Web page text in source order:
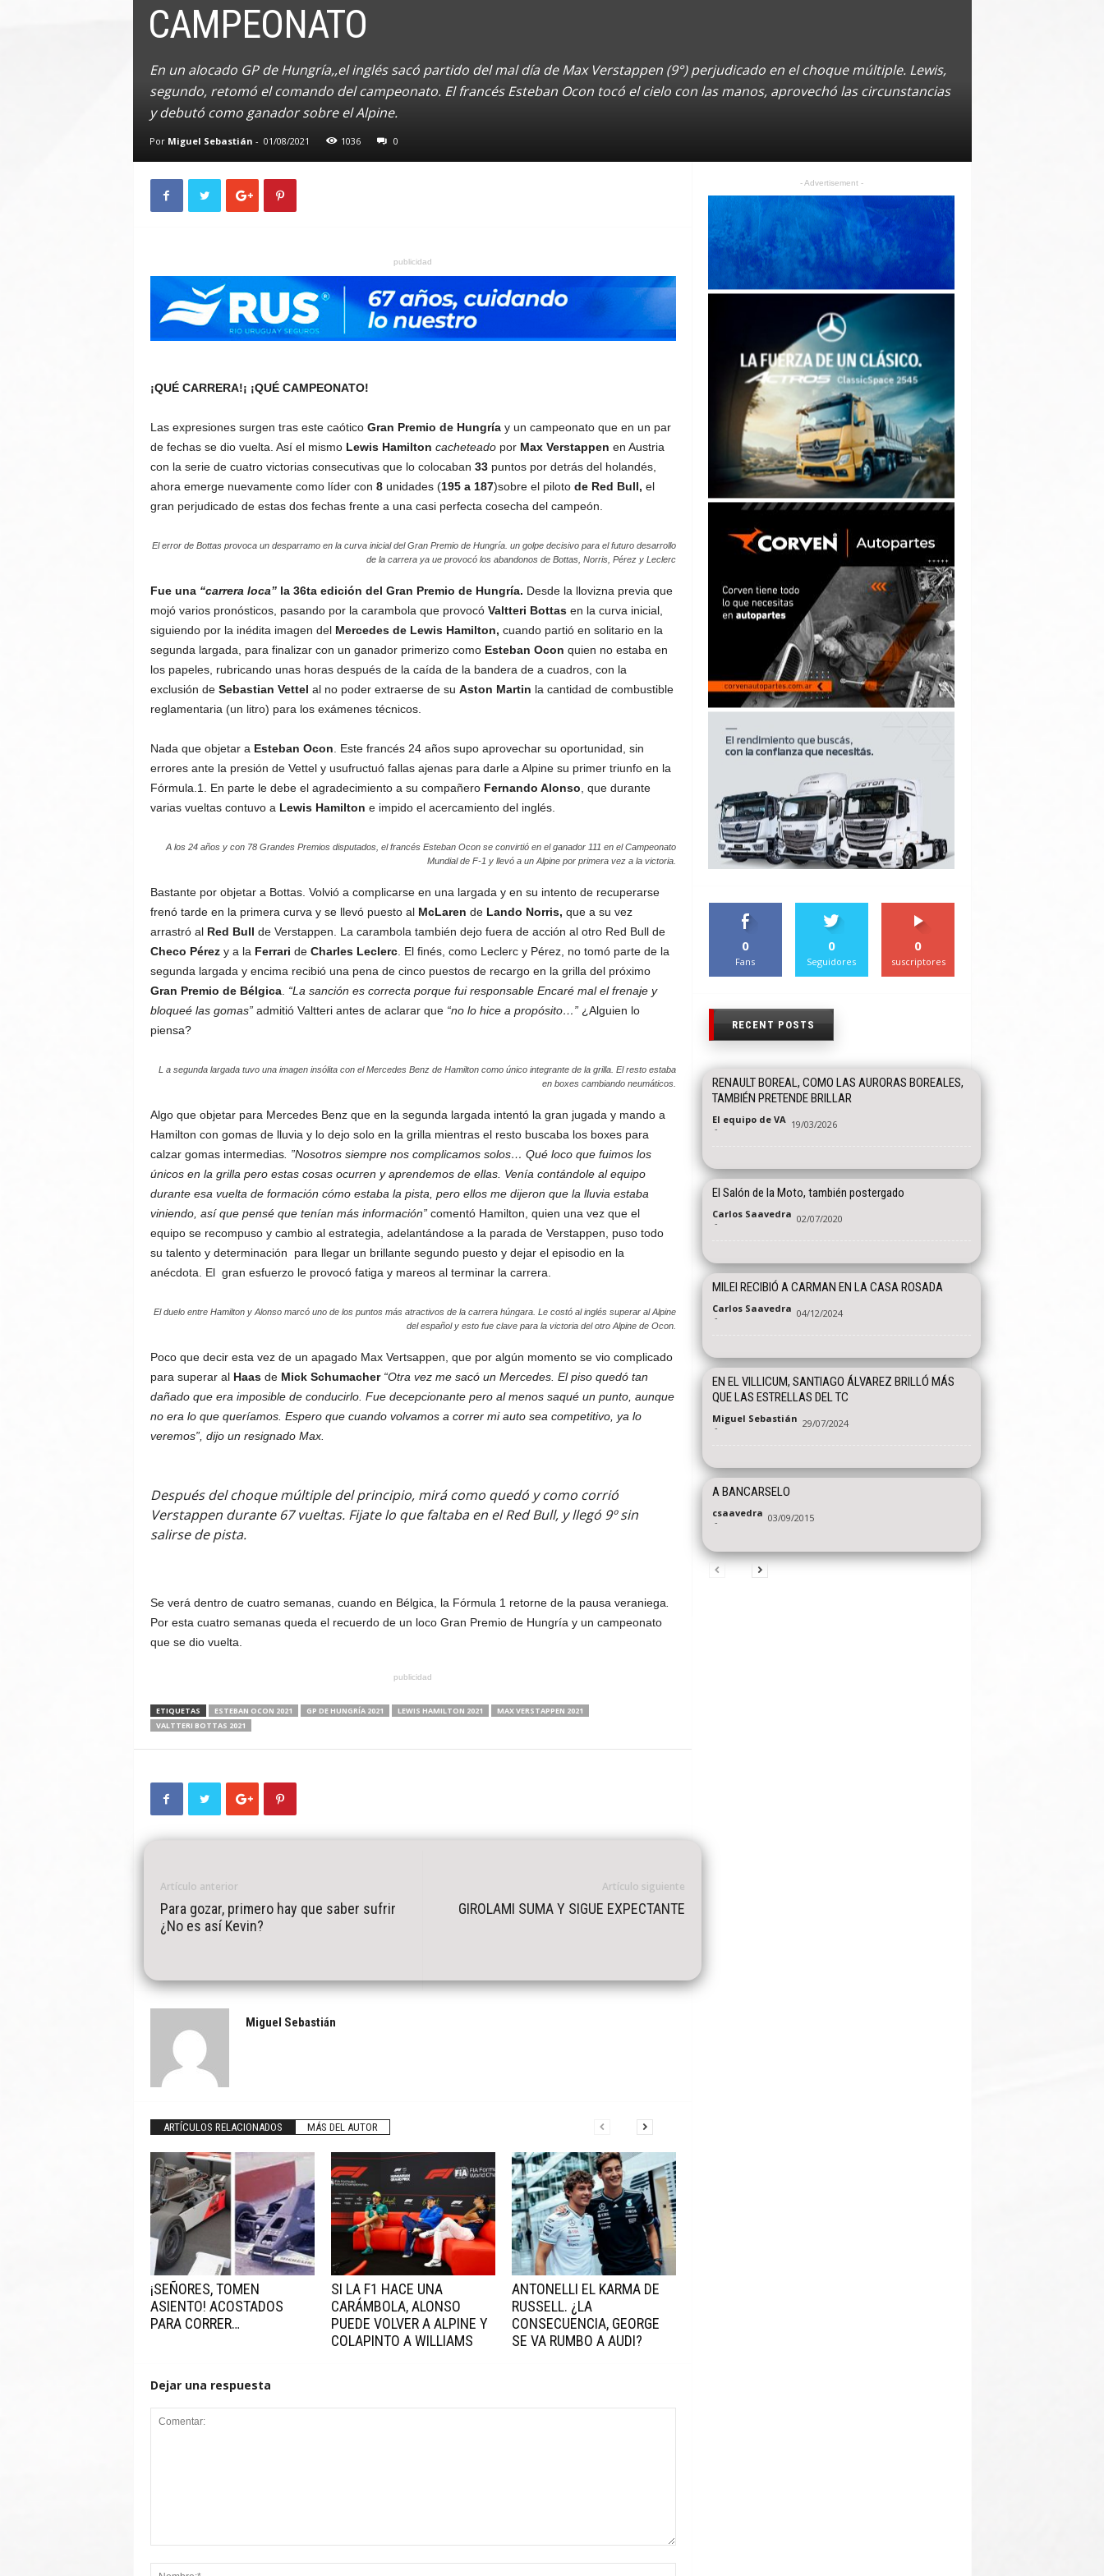
CAMPEONATO
En un alocado GP de Hungría,,el inglés sacó partido del mal día de Max Verstappen (9°) perjudicado en el choque múltiple. Lewis,
segundo, retomó el comando del campeonato. El francés Esteban Ocon tocó el cielo con las manos, aprovechó las circunstancias
y debutó como ganador sobre el Alpine.
Por Miguel Sebastián - 01/08/2021 1036 0
publicidad
¡QUÉ CARRERA!¡ ¡QUÉ CAMPEONATO!
Las expresiones surgen tras este caótico Gran Premio de Hungríay un campeonato que en un par
de fechas se dio vuelta. Así el mismo Lewis Hamilton cacheteadopor Max Verstappen en Austria
con la serie de cuatro victorias consecutivas que lo colocaban 33puntos por detrás del holandés,
ahora emerge nuevamente como líder con 8unidades (195 a 187)sobre el piloto de Red Bull, el
gran perjudicado de estas dos fechas frente a una casi perfecta cosecha del campeón.
El error de Bottas provoca un desparramo en la curva inicial del Gran Premio de Hungría. un golpe decisivo para el futuro desarrollo
de la carrera ya ue provocó los abandonos de Bottas, Norris, Pérez y Leclerc
Fue una“carrera loca”la 36ta edición del Gran Premio de Hungría. Desde la llovizna previa que
mojó varios pronósticos, pasando por la carambola que provocó Valtteri Bottasen la curva inicial,
siguiendo por la inédita imagen del Mercedes de Lewis Hamilton, cuando partió en solitario en la
segunda largada, para finalizar con un ganador primerizo como Esteban Ocon quien no estaba en
los papeles, rubricando unas horas después de la caída de la bandera de a cuadros, con la
exclusión de Sebastian Vettel al no poder extraerse de su Aston Martin la cantidad de combustible
reglamentaria (un litro) para los exámenes técnicos.
Nada que objetar a Esteban Ocon . Este francés 24 años supo aprovechar su oportunidad, sin
errores ante la presión de Vettel y usufructuó fallas ajenas para darle a Alpine su primer triunfo en la
Fórmula.1. En parte le debe el agradecimiento a su compañero Fernando Alonso , que durante
varias vueltas contuvo a Lewis Hamilton e impido el acercamiento del inglés.
A los 24 años y con 78 Grandes Premios disputados, el francés Esteban Ocon se convirtió en el ganador 111 en el Campeonato
Mundial de F-1 y llevó a un Alpine por primera vez a la victoria.
Bastante por objetar a Bottas. Volvió a complicarse en una largada y en su intento de recuperarse
frenó tarde en la primera curva y se llevó puesto al McLaren de Lando Norris, que a su vez
arrastró al Red Bull de Verstappen. La carambola también dejo fuera de acción al otro Red Bull de
Checo Pérezy a la Ferrari de Charles Leclerc. El finés, como Leclerc y Pérez, no tomó parte de la
segunda largada y encima recibió una pena de cinco puestos de recargo en la grilla del próximo
Gran Premio de Bélgica. “La sanción es correcta porque fui responsable Encaré mal el frenaje y
bloqueé las gomas”admitió Valtteri antes de aclarar que “no lo hice a propósito…”¿Alguien lo
piensa?
L a segunda largada tuvo una imagen insólita con el Mercedes Benz de Hamilton como único integrante de la grilla. El resto estaba
en boxes cambiando neumáticos.
Algo que objetar para Mercedes Benz que en la segunda largada intentó la gran jugada y mando a
Hamilton con gomas de lluvia y lo dejo solo en la grilla mientras el resto buscaba los boxes para
calzar gomas intermedias. ”Nosotros siempre nos complicamos solos… Qué loco que fuimos los
únicos en la grilla pero estas cosas ocurren y aprendemos de ellas. Venía contándole al equipo
durante esa vuelta de formación cómo estaba la pista, pero ellos me dijeron que la lluvia estaba
viniendo, así que pensé que tenían más información” comentó Hamilton, quien una vez que el
equipo se recompuso y cambio al estrategia, adelantándose a la parada de Verstappen, puso todo
su talento y determinación para llegar un brillante segundo puesto y dejar el episodio en la
anécdota. El gran esfuerzo le provocó fatiga y mareos al terminar la carrera.
El duelo entre Hamilton y Alonso marcó uno de los puntos más atractivos de la carrera húngara. Le costó al inglés superar al Alpine
del español y esto fue clave para la victoria del otro Alpine de Ocon.
Poco que decir esta vez de un apagado Max Vertsappen, que por algún momento se vio complicado
para superar al Haasde Mick Schumacher “Otra vez me sacó un Mercedes. El piso quedó tan
dañado que era imposible de conducirlo. Fue decepcionante pero al menos saqué un punto, aunque
no era lo que queríamos. Espero que cuando volvamos a correr mi auto sea competitivo, ya lo
veremos”, dijo un resignado Max.
Después del choque múltiple del principio, mirá como quedó y como corrió
Verstappen durante 67 vueltas. Fijate lo que faltaba en el Red Bull, y llegó 9º sin
salirse de pista.
Se verá dentro de cuatro semanas, cuando en Bélgica, la Fórmula 1 retorne de la pausa veraniega
Por esta cuatro semanas queda el recuerdo de un loco Gran Premio de Hungría y un campeonato
que se dio vuelta.
publicidad
ETIQUETAS ESTEBAN OCON 2021 GP DE HUNGRÍA 2021 LEWIS HAMILTON 2021
MAX VERSTAPPEN 2021
VALTTERI BOTTAS 2021
Artículo anterior
Para gozar, primero hay que saber sufrir
¿No es así Kevin?
Artículo siguiente
GIROLAMI SUMA Y SIGUE EXPECTANTE
Miguel Sebastián
ARTÍCULOS RELACIONADOS MÁS DEL AUTOR
¡SEÑORES, TOMEN
ASIENTO! ACOSTADOS
PARA CORRER…
SI LA F1 HACE UNA
CARÁMBOLA, ALONSO
PUEDE VOLVER A ALPINE Y
COLAPINTO A WILLIAMS
ANTONELLI EL KARMA DE
RUSSELL. ¿LA
CONSECUENCIA, GEORGE
SE VA RUMBO A AUDI?
Dejar una respuesta
- Advertisement -
0
Fans
0
Seguidores
0
suscriptores
RECENT POSTS
RENAULT BOREAL, COMO LAS AURORAS BOREALES,
TAMBIÉN PRETENDE BRILLAR
El equipo de VA
- 19/03/2026
El Salón de la Moto, también postergado
Carlos Saavedra
- 02/07/2020
MILEI RECIBIÓ A CARMAN EN LA CASA ROSADA
Carlos Saavedra
- 04/12/2024
EN EL VILLICUM, SANTIAGO ÁLVAREZ BRILLÓ MÁS
QUE LAS ESTRELLAS DEL TC
Miguel Sebastián
- 29/07/2024
A BANCARSELO
csaavedra
- 03/09/2015